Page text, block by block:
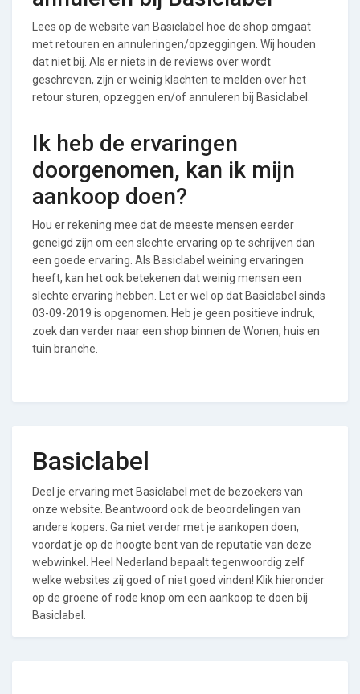
Lees op de website van Basiclabel hoe de shop omgaat
met retouren en annuleringen/opzeggingen. Wij houden
dat niet bij. Als er niets in de reviews over wordt
geschreven, zijn er weinig klachten te melden over het
retour sturen, opzeggen en/of annuleren bij Basiclabel.
Ik heb de ervaringen
doorgenomen, kan ik mijn
aankoop doen?
Hou er rekening mee dat de meeste mensen eerder
geneigd zijn om een slechte ervaring op te schrijven dan
een goede ervaring. Als Basiclabel weining ervaringen
heeft, kan het ook betekenen dat weinig mensen een
slechte ervaring hebben. Let er wel op dat Basiclabel sinds
03-09-2019 is opgenomen. Heb je geen positieve indruk,
zoek dan verder naar een shop binnen de Wonen, huis en
tuin branche.
Basiclabel
Deel je ervaring met Basiclabel met de bezoekers van
onze website. Beantwoord ook de beoordelingen van
andere kopers. Ga niet verder met je aankopen doen,
voordat je op de hoogte bent van de reputatie van deze
webwinkel. Heel Nederland bepaalt tegenwoordig zelf
welke websites zij goed of niet goed vinden! Klik hieronder
op de groene of rode knop om een aankoop te doen bij
Basiclabel.